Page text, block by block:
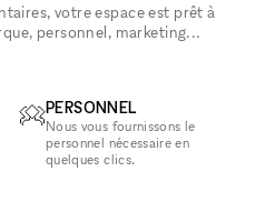
votre espace est prêt à
personnel, marketing...
PERSONNEL
Nous vous fournissons le
personnel nécessaire en
quelques clics.